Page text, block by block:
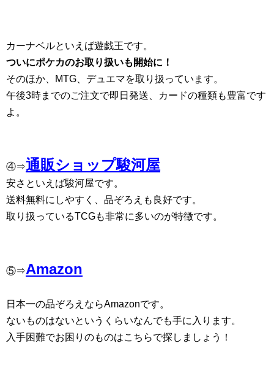
カーナベルといえば遊戯王です。
ついにポケカのお取り扱いも開始に！
そのほか、MTG、デュエマを取り扱っています。
午後3時までのご注文で即日発送、カードの種類も豊富です
よ。
④⇒通販ショップ駿河屋
安さといえば駿河屋です。
送料無料にしやすく、品ぞろえも良好です。
取り扱っているTCGも非常に多いのが特徴です。
⑤⇒Amazon
日本一の品ぞろえならAmazonです。
ないものはないというくらいなんでも手に入ります。
入手困難でお困りのものはこちらで探しましょう！